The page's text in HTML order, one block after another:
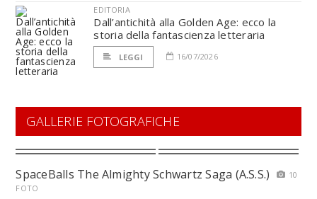
EDITORIA
Dall’antichità alla Golden Age: ecco la
storia della fantascienza letteraria
LEGGI 16/07/2026
GALLERIE FOTOGRAFICHE
SpaceBalls The Almighty Schwartz Saga (A.S.S.)
10
FOTO